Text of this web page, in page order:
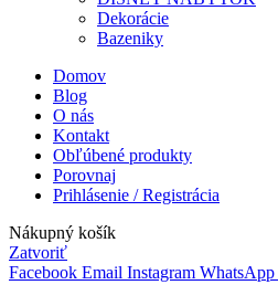
Dekorácie
Bazeniky
Domov
Blog
O nás
Kontakt
Obľúbené produkty
Porovnaj
Prihlásenie / Registrácia
Nákupný košík
Zatvoriť
Facebook Email Instagram WhatsApp